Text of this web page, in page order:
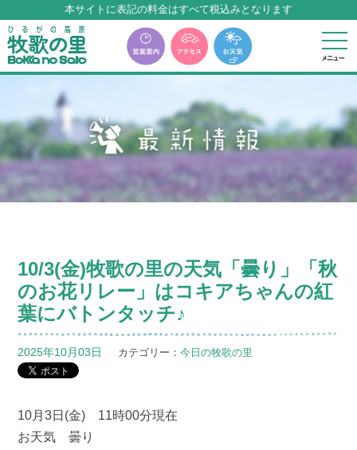
本サイトに表記の料金はすべて税込みとなります
牧歌の里温泉『牧華』は12月中旬まで休館いたします。
10/3(金)牧歌の里の天気「曇り」「秋
のお花リレー」はコキアちゃんの紅
葉にバトンタッチ♪
2025年10月03日 カテゴリー：今日の牧歌の里
10月3日(金) 11時00分現在
お天気 曇り